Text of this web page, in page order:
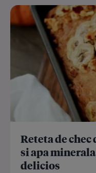
Reteta de chec
si apa
delicios